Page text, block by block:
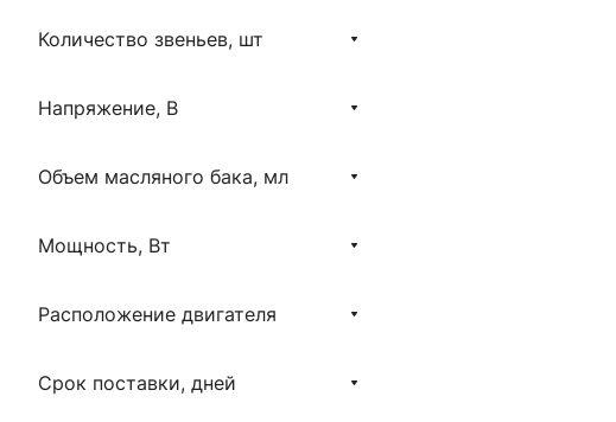
Количество звеньев, шт
Напряжение, В
Объем масляного бака, мл
Мощность, Вт
Расположение двигателя
Срок поставки, дней